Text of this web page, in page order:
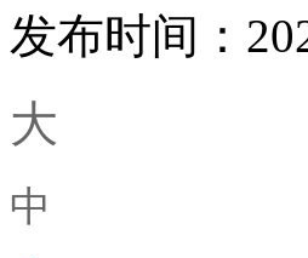
发布时间：
大
中